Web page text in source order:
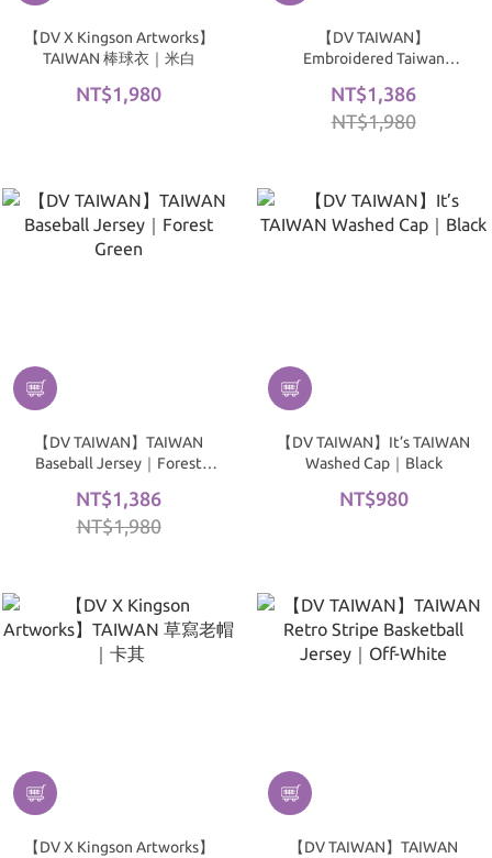
【DV X Kingson Artworks】
TAIWAN 棒球衣｜米白
NT$1,980
【DV TAIWAN】
Embroidered Taiwan
NT$1,386
NT$1,980
【DV TAIWAN】TAIWAN
Baseball Jersey｜Forest
NT$1,386
NT$1,980
【DV TAIWAN】It’s TAIWAN
Washed Cap｜Black
NT$980
【DV X Kingson Artworks】
【DV TAIWAN】TAIWAN